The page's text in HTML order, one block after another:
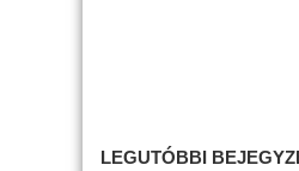
LEGUTÓBBI